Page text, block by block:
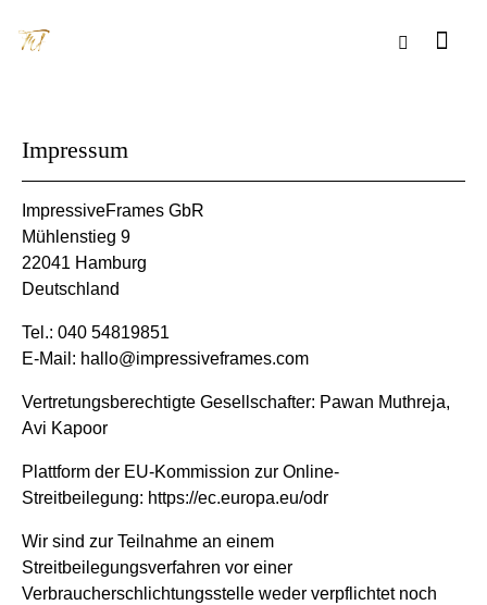
Impressum
ImpressiveFrames GbR
Mühlenstieg 9
22041 Hamburg
Deutschland
Tel.: 040 54819851
E-Mail: hallo@impressiveframes.com
Vertretungsberechtigte Gesellschafter: Pawan Muthreja,
Avi Kapoor
Plattform der EU-Kommission zur Online-
Streitbeilegung: https://ec.europa.eu/odr
Wir sind zur Teilnahme an einem
Streitbeilegungsverfahren vor einer
Verbraucherschlichtungsstelle weder verpflichtet noch